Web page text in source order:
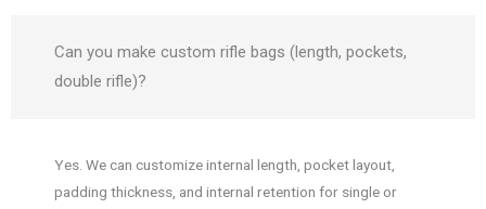
Can you make custom rifle bags (length, pockets,
double rifle)?
Yes. We can customize internal length, pocket layout,
padding thickness, and internal retention for single or